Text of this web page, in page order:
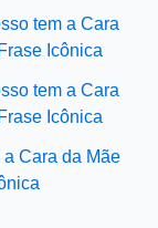
tem a Cara
Icônica
tem a Cara
Icônica
Cara da Mãe